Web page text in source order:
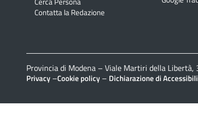
Contatta la Redazione
Provincia di Modena – Viale Martiri della
Privacy –Cookie policy – Dichiarazione di